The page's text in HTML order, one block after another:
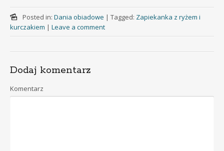
Posted in: Dania obiadowe | Tagged: Zapiekanka z ryżem i
kurczakiem | Leave a comment
Dodaj komentarz
Komentarz